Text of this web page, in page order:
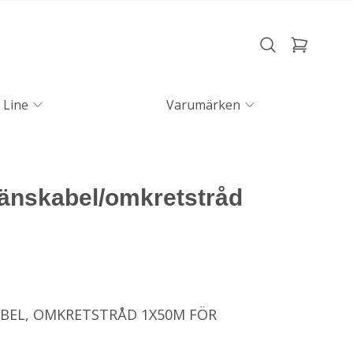
Line Varumärken
omkretstråd
OMKRETSTRÅD 1X50M FÖR